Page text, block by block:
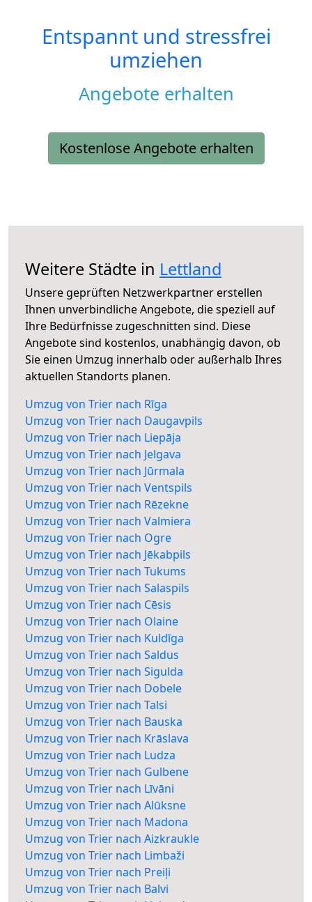
Entspannt und stressfrei
umziehen
Angebote erhalten
Kostenlose Angebote erhalten
Weitere Städte in Lettland
Unsere geprüften Netzwerkpartner erstellen
Ihnen unverbindliche Angebote, die speziell auf
Ihre Bedürfnisse zugeschnitten sind. Diese
Angebote sind kostenlos, unabhängig davon, ob
Sie einen Umzug innerhalb oder außerhalb Ihres
aktuellen Standorts planen.
Umzug von Trier nach Rīga
Umzug von Trier nach Daugavpils
Umzug von Trier nach Liepāja
Umzug von Trier nach Jelgava
Umzug von Trier nach Jūrmala
Umzug von Trier nach Ventspils
Umzug von Trier nach Rēzekne
Umzug von Trier nach Valmiera
Umzug von Trier nach Ogre
Umzug von Trier nach Jēkabpils
Umzug von Trier nach Tukums
Umzug von Trier nach Salaspils
Umzug von Trier nach Cēsis
Umzug von Trier nach Olaine
Umzug von Trier nach Kuldīga
Umzug von Trier nach Saldus
Umzug von Trier nach Sigulda
Umzug von Trier nach Dobele
Umzug von Trier nach Talsi
Umzug von Trier nach Bauska
Umzug von Trier nach Krāslava
Umzug von Trier nach Ludza
Umzug von Trier nach Gulbene
Umzug von Trier nach Līvāni
Umzug von Trier nach Alūksne
Umzug von Trier nach Madona
Umzug von Trier nach Aizkraukle
Umzug von Trier nach Limbaži
Umzug von Trier nach Preiļi
Umzug von Trier nach Balvi